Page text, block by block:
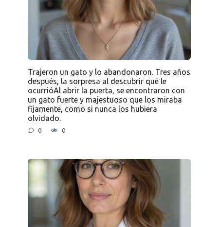
Trajeron un gato y lo abandonaron. Tres años
después, la sorpresa al descubrir qué le
ocurrióAl abrir la puerta, se encontraron con
un gato fuerte y majestuoso que los miraba
fijamente, como si nunca los hubiera
olvidado.
0 0